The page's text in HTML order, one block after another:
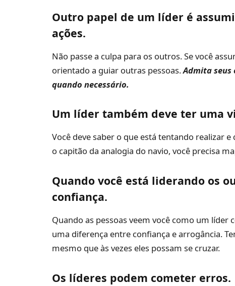
Outro papel de um líder é
ações.
Não passe a culpa para os outros. Se você
orientado a guiar outras pessoas.Admita seus
quando necessário.
Um líder também deve ter uma
Você deve saber o que está tentando realizar
o capitão da analogia do navio, você precisa
Quando você está liderando os
confiança.
Quando as pessoas veem você como um líder
uma diferença entre confiança e arrogância.
mesmo que às vezes eles possam se cruzar.
Os líderes podem cometer erros.